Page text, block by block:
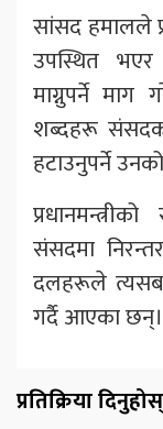
सांसद हमालले
उपस्थित
माग्नुपर्ने माग
शब्दहरू
हटाउनुपर्ने
संसदमा
दलहरूले
गर्दै आएका छन्।
प्रतिक्रिया दिनुहोस्